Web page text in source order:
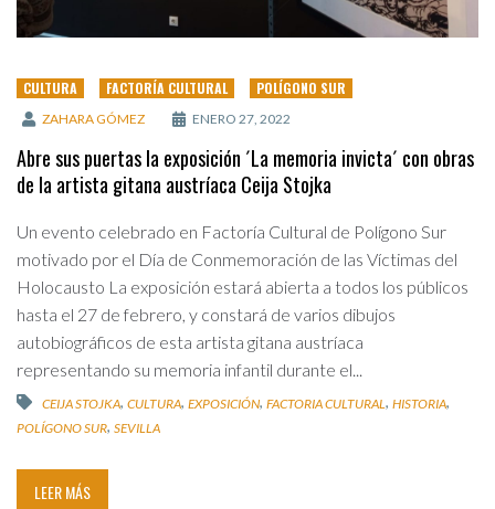
CULTURA FACTORÍA CULTURAL POLÍGONO SUR
ZAHARA GÓMEZ ENERO 27, 2022
Abre sus puertas la exposición ´La memoria invicta´ con obras
de la artista gitana austríaca Ceija Stojka
Un evento celebrado en Factoría Cultural de Polígono Sur
motivado por el Día de Conmemoración de las Víctimas del
Holocausto La exposición estará abierta a todos los públicos
hasta el 27 de febrero, y constará de varios dibujos
autobiográficos de esta artista gitana austríaca
representando su memoria infantil durante el...
CEIJA STOJKA, CULTURA, EXPOSICIÓN, FACTORIA CULTURAL, HISTORIA,
POLÍGONO SUR, SEVILLA
LEER MÁS